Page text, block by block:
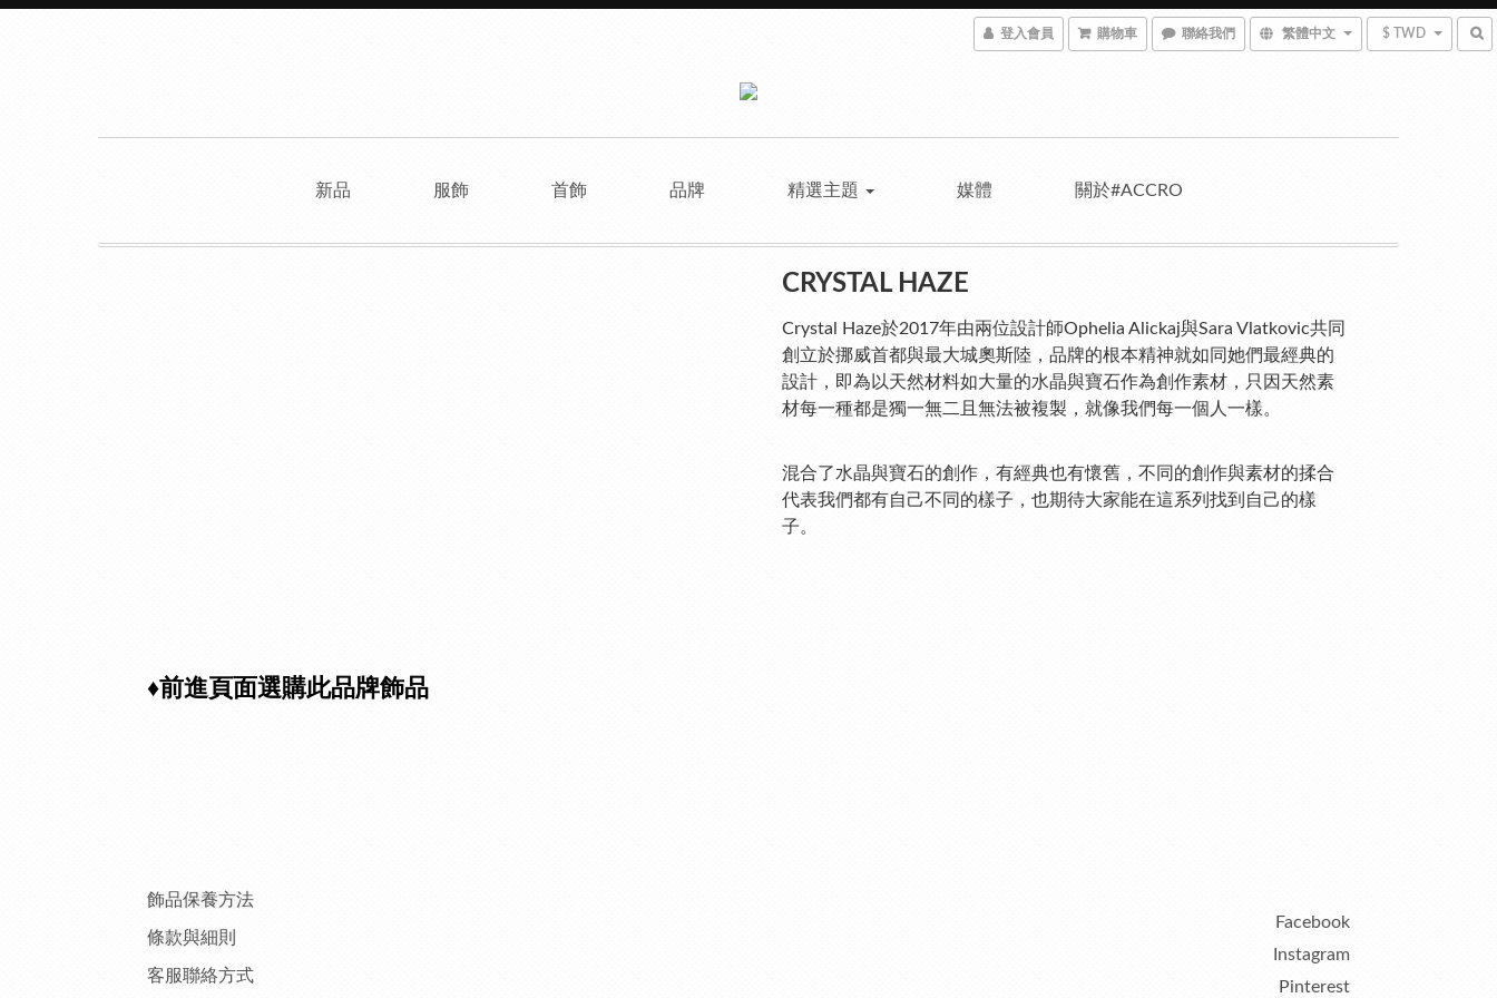
登入會員 購物車 聯絡我們 繁體中文 $ TWD
新品 服飾 首飾 品牌 精選主題 媒體 關於#ACCRO
CRYSTAL HAZE
Crystal Haze於2017年由兩位設計師Ophelia Alickaj與Sara Vlatkovic共同
創立於挪威首都與最大城奧斯陸，品牌的根本精神就如同她們最經典的
設計，即為以天然材料如大量的水晶與寶石作為創作素材，只因天然素
材每一種都是獨一無二且無法被複製，就像我們每一個人一樣。
混合了水晶與寶石的創作，有經典也有懷舊，不同的創作與素材的揉合
代表我們都有自己不同的樣子，也期待大家能在這系列找到自己的樣
子。
♦前進頁面選購此品牌飾品
飾品保養方法
條款與細則
客服聯絡方式
Facebook
Instagram
Pinterest